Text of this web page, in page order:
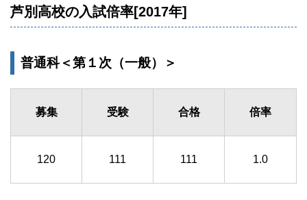
芦別高校の入試倍率[2017年]
普通科＜第１次（一般）＞
募集 受験 合格 倍率
120 111 111 1.0